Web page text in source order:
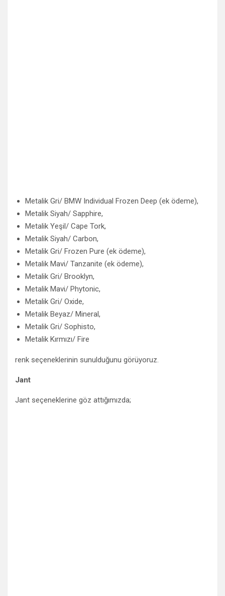
Metalik Gri/ BMW Individual Frozen Deep (ek ödeme),
Metalik Siyah/ Sapphire,
Metalik Yeşil/ Cape Tork,
Metalik Siyah/ Carbon,
Metalik Gri/ Frozen Pure (ek ödeme),
Metalik Mavi/ Tanzanite (ek ödeme),
Metalik Gri/ Brooklyn,
Metalik Mavi/ Phytonic,
Metalik Gri/ Oxide,
Metalik Beyaz/ Mineral,
Metalik Gri/ Sophisto,
Metalik Kırmızı/ Fire
renk seçeneklerinin sunulduğunu görüyoruz.
Jant
Jant seçeneklerine göz attığımızda;